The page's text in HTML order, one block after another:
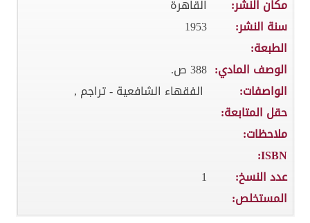
مكان النشر:
القاهرة
سنة النشر:
1953
الطبعة:
الوصف المادي: 388 ص.
الواصفات:
الفقهاء الشافعية - تراجم ,
حقل المتابعة:
ملاحظات:
ISBN:
عدد النسخ:
1
المستخلص: